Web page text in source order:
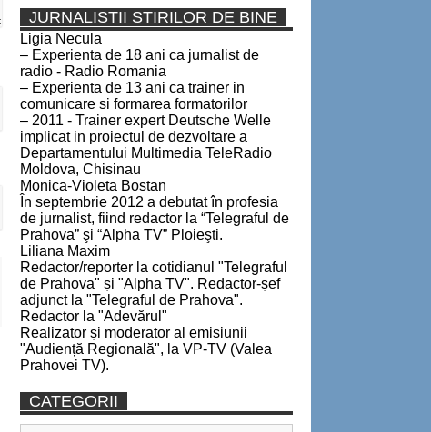
JURNALISTII STIRILOR DE BINE
Ligia Necula
– Experienta de 18 ani ca jurnalist de
radio - Radio Romania
– Experienta de 13 ani ca trainer in
comunicare si formarea formatorilor
– 2011 - Trainer expert Deutsche Welle
implicat in proiectul de dezvoltare a
Departamentului Multimedia TeleRadio
Moldova, Chisinau
Monica-Violeta Bostan
În septembrie 2012 a debutat în profesia
de jurnalist, fiind redactor la “Telegraful de
Prahova” şi “Alpha TV” Ploieşti.
Liliana Maxim
Redactor/reporter la cotidianul "Telegraful
de Prahova" și "Alpha TV". Redactor-șef
adjunct la "Telegraful de Prahova".
Redactor la "Adevărul"
Realizator și moderator al emisiunii
"Audiență Regională", la VP-TV (Valea
Prahovei TV).
CATEGORII
Categorii